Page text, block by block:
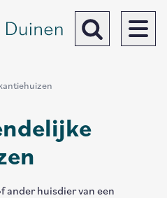
Toggle search
ander huisdier van een